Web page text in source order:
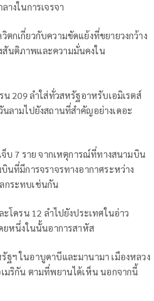
างในการเจรจา
ตกเกี่ยวกับความขัดแย้งที่ขยายวงกว้าง
นติภาพและความมั่นคงใน
209 ลำใส่ทั่วสหรัฐอาหรับเอมิเรตส์
ลามไปยังสถานที่สำคัญอย่างเดอะ
บ 7 ราย จากเหตุการณ์ที่ทางสนามบิน
ที่มีการจราจรทางอากาศระหว่าง
กระทบเช่นกัน
โดรน 12 ลำไปยังประเทศในอ่าว
ยหนึ่งในนั้นอาการสาหัส
ฯ ในอาบูดาบีและมานามา เมืองหลวง
มริกัน ตามที่พยานได้เห็น นอกจากนี้